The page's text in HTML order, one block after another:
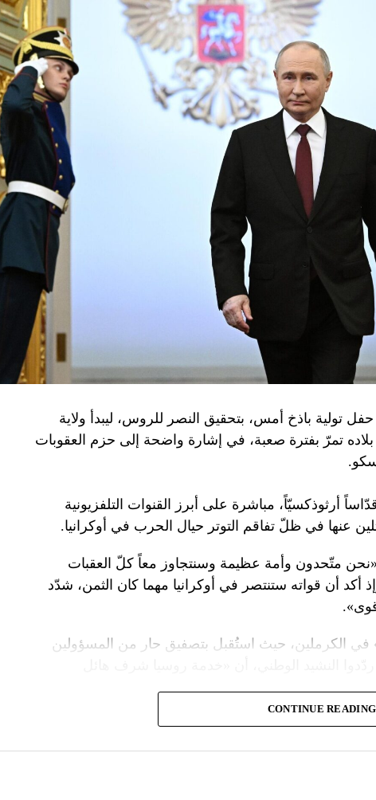
تولية باذخ أمس، بتحقيق النصر للروس، ليبدأ ولاية
تمرّ بفترة صعبة، في إشارة واضحة إلى حزم العقوبات
أرثوذكسيّاً، مباشرة على أبرز القنوات التلفزيونية
عنها في ظلّ تفاقم التوتر حيال الحرب في أوكرانيا.
«نحن متّحدون وأمة عظيمة وسنتجاوز معاً كلّ العقبات
أن قواته ستنتصر في أوكرانيا مهما كان الثمن، شدّد
في الكرملين، حيث استُقبل بتصفيق حار من المسؤولين
عرضاً عسكريّاً، باركه رئيس الكنيسة الأرثوذكسية الروسية
CONTINUE READING